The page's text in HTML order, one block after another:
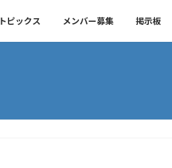
トピックス メンバー募集 掲示板